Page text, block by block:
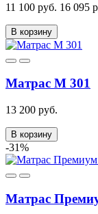
11 100 руб. 16 095
В корзину
Матрас М 301
13 200 руб.
В корзину
-31%
Матрас